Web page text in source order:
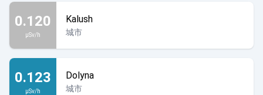
0.120
µSv/h
Kalush
城市
0.123
µSv/h
Dolyna
城市